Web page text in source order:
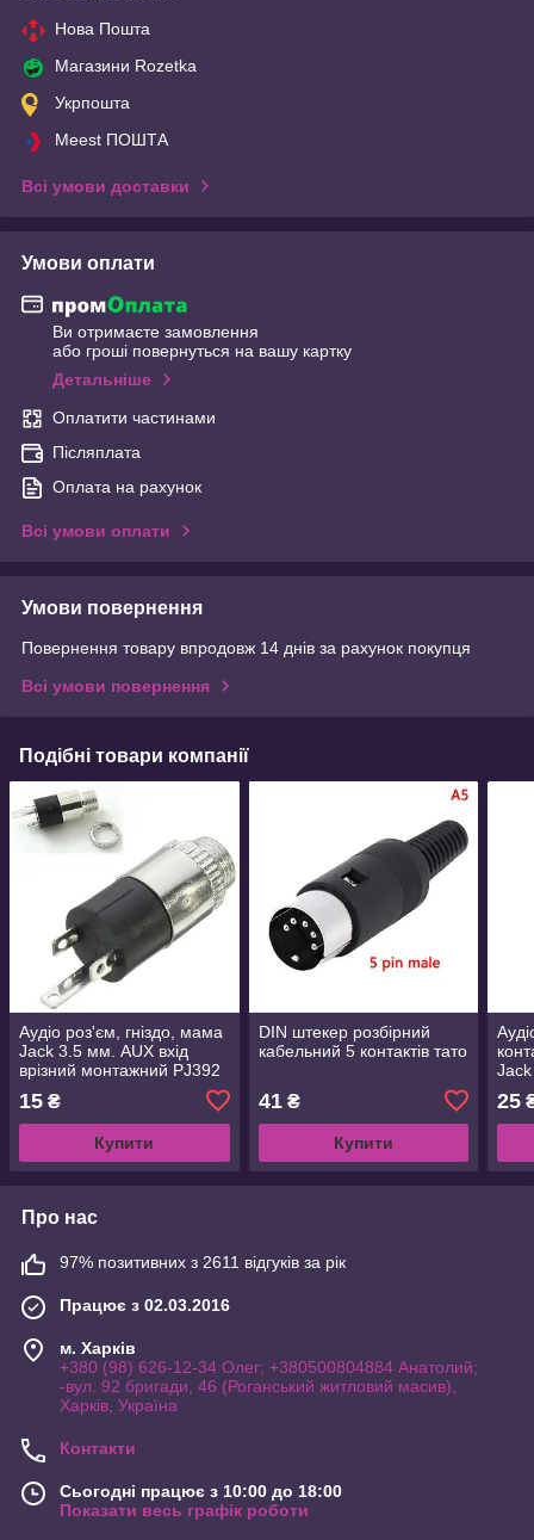
Нова Пошта
Магазини Rozetka
Укрпошта
Meest ПОШТА
Всі умови доставки
Умови оплати
Ви отримаєте замовлення
або гроші повернуться на вашу картку
Детальніше
Оплатити частинами
Післяплата
Оплата на рахунок
Всі умови оплати
Умови повернення
Повернення товару впродовж 14 днів за рахунок покупця
Всі умови повернення
Подібні товари компанії
Аудіо роз'єм, гніздо, мама
Jack 3.5 мм. AUX вхід
врізний монтажний PJ392
15 ₴
Купити
DIN штекер розбірний
кабельний 5 контактів тато
41₴
Купити
25
Про нас
97% позитивних з 2611 відгуків за рік
Працює з 02.03.2016
м. Харків
+380 (98) 626-12-34 Олег; +380500804884 Анатолий;
-вул. 92 бригади, 46 (Роганський житловий масив),
Харків, Україна
Контакти
Сьогодні працює з 10:00 до 18:00
Показати весь графік роботи